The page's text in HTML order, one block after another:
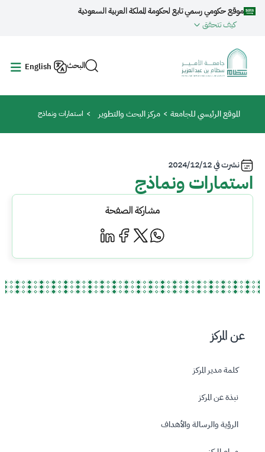
تجاوز إلى المحتوى الرئيسي
موقع حكومي رسمي تابع لحكومة المملكة العربية السعودية
كيف تتحقق
البحث English
مسار التنقل
الموقع الرئيسي للجامعة مركز البحث والتطوير استمارات ونماذج
نشرت في2024/12/12
استمارات ونماذج
مشاركة الصفحة
عن المركز
كلمة مدير المركز
نبذة عن المركز
الرؤية والرسالة والأهداف